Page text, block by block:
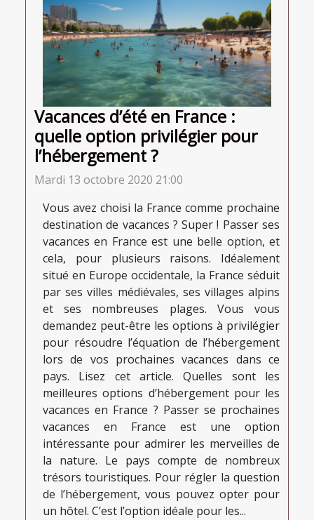
Vacances d’été en France :
quelle option privilégier pour
l’hébergement ?
Mardi 13 octobre 2020 21:00
Vous avez choisi la France comme prochaine
destination de vacances ? Super ! Passer ses
vacances en France est une belle option, et
cela, pour plusieurs raisons. Idéalement
situé en Europe occidentale, la France séduit
par ses villes médiévales, ses villages alpins
et ses nombreuses plages. Vous vous
demandez peut-être les options à privilégier
pour résoudre l’équation de l’hébergement
lors de vos prochaines vacances dans ce
pays. Lisez cet article. Quelles sont les
meilleures options d’hébergement pour les
vacances en France ? Passer se prochaines
vacances en France est une option
intéressante pour admirer les merveilles de
la nature. Le pays compte de nombreux
trésors touristiques. Pour régler la question
de l’hébergement, vous pouvez opter pour
un hôtel. C’est l’option idéale pour les...